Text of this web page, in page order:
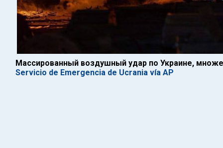
Массированный воздушный удар по Украине,
Servicio de Emergencia de Ucrania vía AP